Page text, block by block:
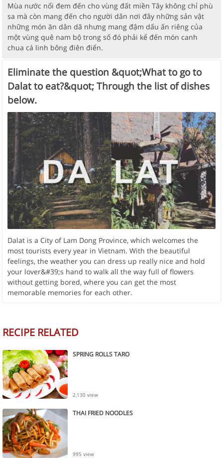
Mùa nước nổi đem đến cho vùng đất miền Tây không chỉ phù
sa mà còn mang đến cho người dân nơi đây những sản vật
những món ăn dân dã nhưng mang đậm dấu ấn riêng của
một vùng quê nam bộ trong số đó phải kể đến món canh
chua cá linh bông điên điển.
Eliminate the question &quot;What to go to
Dalat to eat?&quot; Through the list of dishes
below.
Dalat is a City of Lam Dong Province, which welcomes the
most tourists every year in Vietnam. With the beautiful
feelings, the weather you can dress up really nice and hold
your lover&#39;s hand to walk all the way full of flowers
without getting bored, where you can get the most
memorable memories for each other.
RECIPE RELATED
SPRING ROLLS TARO
2,130 view
THAI FRIED NOODLES
995 view